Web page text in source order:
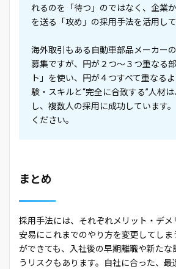
れるのを「待つ」のではなく、企業
を送る「攻め」の採用手法を活用して
海外取引もある自動車部品メーカー
募集ですが、円が２つ～３つ重なる
ト」を使い、円が４つすべて重なる
験・スキルと“完全に合致する”人材
し、複数人の採用に成功しています
ください。
まとめ
採用手法には、それぞれメリット・デメ
安易にこれまでのやり方を変更してしま
ができても、入社後の早期離職や新たな
うリスクもあります。自社に合った、